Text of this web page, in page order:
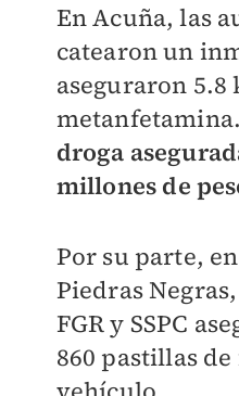
En Acuña, las
catearon un
aseguraron 5.8
metanfetamina.
droga
millones de
Por su parte,
Piedras
FGR y SSPC
860 pastillas